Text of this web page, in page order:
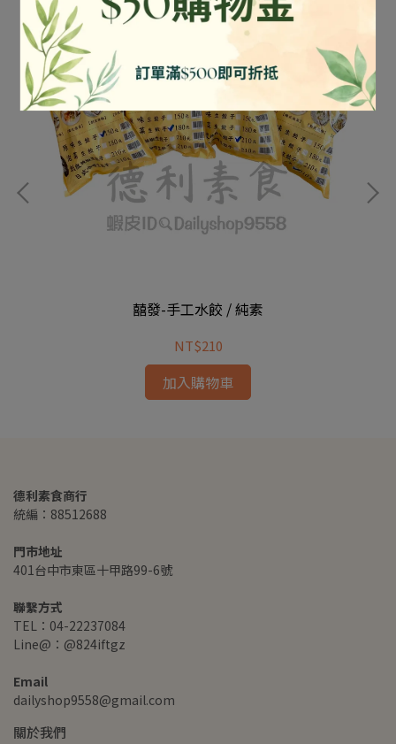
囍發-手工水餃 / 純素
NT$210
加入購物車
德利素食商行
統編：88512688
門市地址
401台中市東區十甲路99-6號
聯繫方式
TEL：04-22237084
Line@：@824iftgz
Email
dailyshop9558@gmail.com
關於我們